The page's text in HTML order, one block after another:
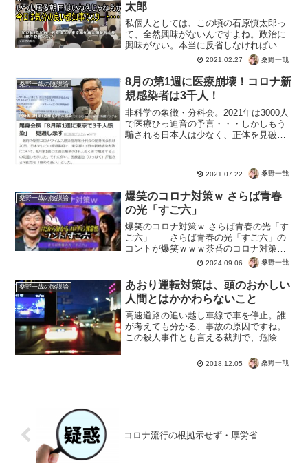
太郎
私個人としては、この頃の石原慎太郎っ
て、全然興味がないんですよね。政治に
興味がない。本当に反省しなければいけ
ないと反省しながらみています。朝日で
も毎日でも右でも左でも、意見をぶつけ
あうのはいいこと。ただしフェアな条件
でしっかりと前提を揃える...
2021.02.27 桑野一哉
桑野一哉の陰謀論
8月の第1週に医療崩壊！コロナ新
規感染者は3千人！
非科学の象徴・分科会。2021年は3000人
で医療ひっ迫音の予言・・・しかしもう
騙される日本人は少なく、正体を見破っ
難しいと思いますよ。尾身会長「8月第1
2021.07.22 桑野一哉
桑野一哉の陰謀論
爆笑のコロナ対策ｗ さらば青春
の光「すご六」
爆笑のコロナ対策ｗ さらば青春の光「す
ご六」 さらば青春の光「すご六」の
コントが爆笑ｗｗｗ茶番のコロナ対策の
だけでなく、PCRクジのインサイトなど
秀逸。これは当時から、コロナは茶番だ
と見抜いていたからこそわかる感覚です
ね。真に受け騙され怯...
2024.09.06 桑野一哉
桑野一哉の陰謀論
あおり運転対策は、頭のおかしい
人間とはかかわらないこと
高速道路の追い越し車線で車を停止。誰
が考えても分かる、事故の原因ですね。
この殺人事件とも言える裁判で、危険運
然だろ！ むしろどう見ても殺人罪。で
も弁護側は、法律的に運転していないの
2018.12.05 桑野一哉
コロナ流行の根拠示せず・厚労省